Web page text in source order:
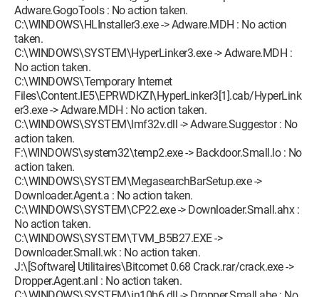
Adware.GogoTools : No action taken.
C:\WINDOWS\HLInstaller3.exe -> Adware.MDH : No action
taken.
C:\WINDOWS\SYSTEM\HyperLinker3.exe -> Adware.MDH :
No action taken.
C:\WINDOWS\Temporary Internet
Files\Content.IE5\EPRWDKZI\HyperLinker3[1].cab/HyperLink
er3.exe -> Adware.MDH : No action taken.
C:\WINDOWS\SYSTEM\lmf32v.dll -> Adware.Suggestor : No
action taken.
F:\WINDOWS\system32\temp2.exe -> Backdoor.Small.lo : No
action taken.
C:\WINDOWS\SYSTEM\MegasearchBarSetup.exe ->
Downloader.Agent.a : No action taken.
C:\WINDOWS\SYSTEM\CP22.exe -> Downloader.Small.ahx :
No action taken.
C:\WINDOWS\SYSTEM\TVM_B5B27.EXE ->
Downloader.Small.wk : No action taken.
J:\[Software] Utilitaires\Bitcomet 0.68 Crack.rar/crack.exe ->
Dropper.Agent.anl : No action taken.